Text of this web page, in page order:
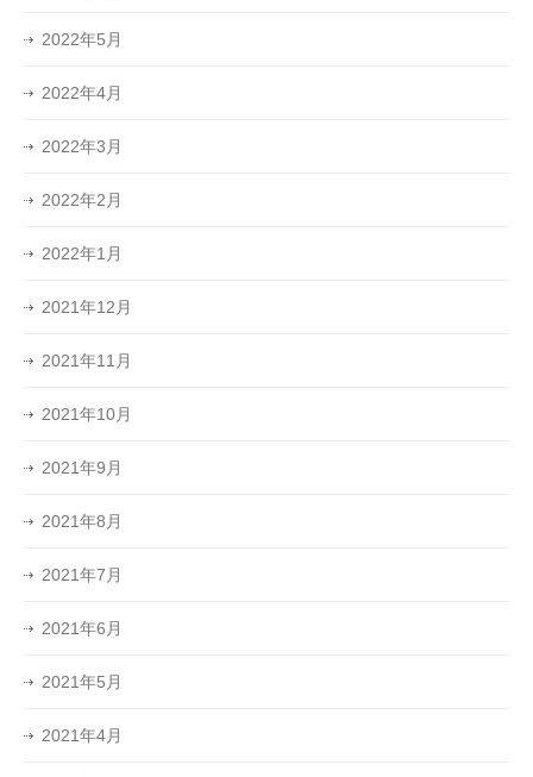
2022年5月
2022年4月
2022年3月
2022年2月
2022年1月
2021年12月
2021年11月
2021年10月
2021年9月
2021年8月
2021年7月
2021年6月
2021年5月
2021年4月